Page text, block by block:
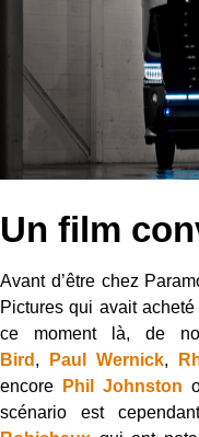
Un film
Avant d’être chez
Pictures qui avait
ce moment là, de
Bird , Paul Wernick,
encore
Phil Johnston
scénario est